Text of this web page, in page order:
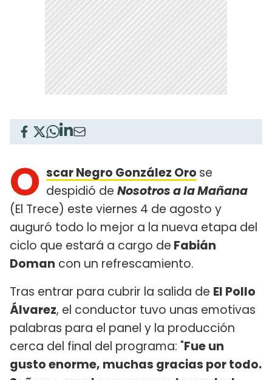
O scar Negro González Oro se
despidió de Nosotros a la Mañana
(El Trece) este viernes 4 de agosto y
auguró todo lo mejor a la nueva etapa del
ciclo que estará a cargo de Fabián
Doman con un refrescamiento.
Tras entrar para cubrir la salida de El Pollo
Álvarez, el conductor tuvo unas emotivas
palabras para el panel y la producción
cerca del final del programa: "Fue un
gusto enorme, muchas gracias por todo.